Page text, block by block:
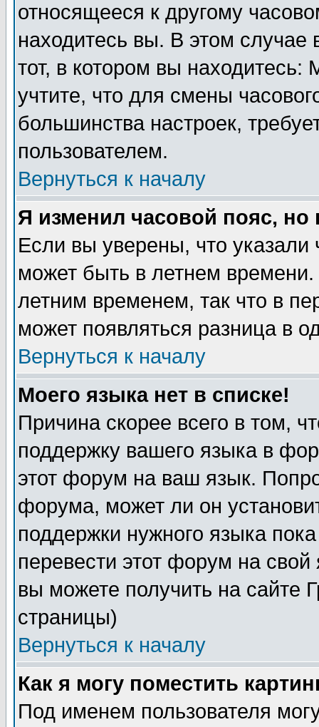
относящееся к другому
находитесь вы. В этом
тот, в котором вы
учтите, что для смены
большинства настроек,
пользователем.
Вернуться к началу
Я изменил часовой пояс,
Если вы уверены, что указали
может быть в летнем
летним временем, так что в
может появляться разница в
Вернуться к началу
Моего языка нет в списке!
Причина скорее всего в том,
поддержку вашего языка в
этот форум на ваш язык.
форума, может ли он
поддержки нужного языка
перевести этот форум на
вы можете получить на сайте
страницы)
Вернуться к началу
Как я могу поместить
Под именем пользователя